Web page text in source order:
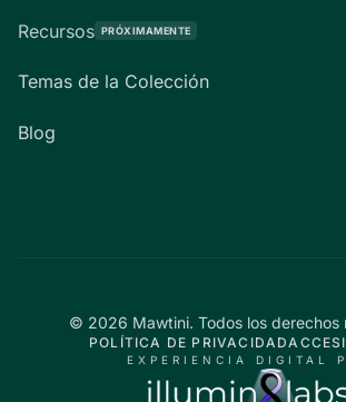
Recursos PRÓXIMAMENTE
Temas de la Colección
Blog
© 2026 Mawtini. Todos los derechos
POLÍTICA DE PRIVACIDAD
EXPERIENCIA DIGITAL